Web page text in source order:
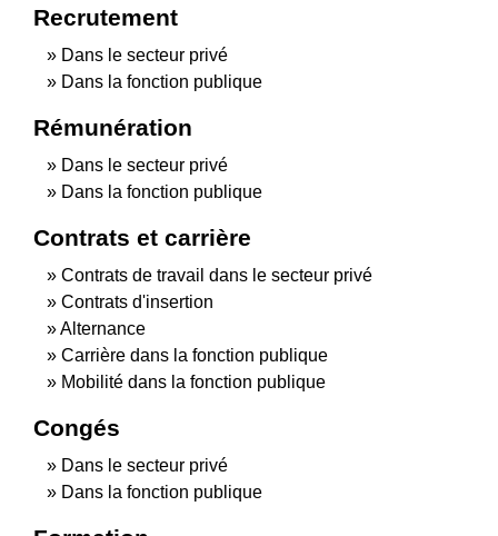
Recrutement
Dans le secteur privé
Dans la fonction publique
Rémunération
Dans le secteur privé
Dans la fonction publique
Contrats et carrière
Contrats de travail dans le secteur privé
Contrats d'insertion
Alternance
Carrière dans la fonction publique
Mobilité dans la fonction publique
Congés
Dans le secteur privé
Dans la fonction publique